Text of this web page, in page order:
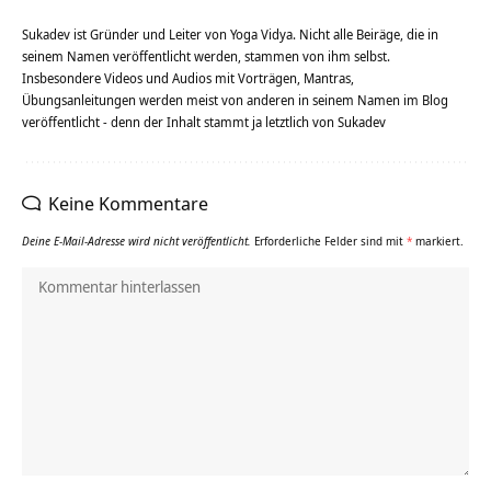
Sukadev ist Gründer und Leiter von Yoga Vidya. Nicht alle Beiräge, die in
seinem Namen veröffentlicht werden, stammen von ihm selbst.
Insbesondere Videos und Audios mit Vorträgen, Mantras,
Übungsanleitungen werden meist von anderen in seinem Namen im Blog
veröffentlicht - denn der Inhalt stammt ja letztlich von Sukadev
Keine Kommentare
Deine E-Mail-Adresse wird nicht veröffentlicht. Erforderliche Felder sind mit * markiert.